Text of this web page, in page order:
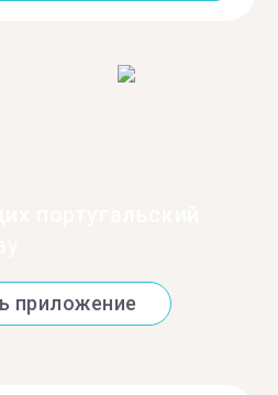
приложение